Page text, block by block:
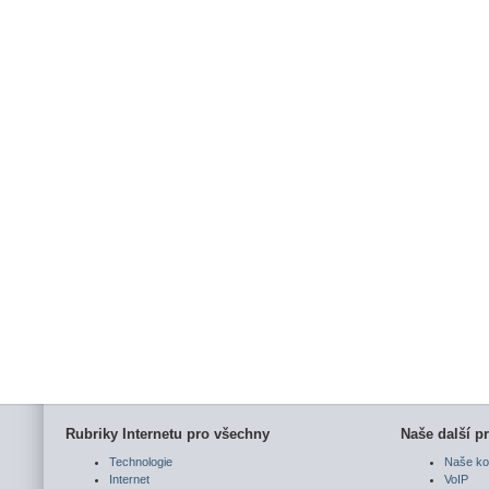
Rubriky Internetu pro všechny
Technologie
Internet
Naše další
Naše
VoIP